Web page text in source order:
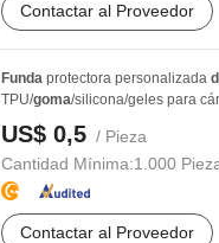
Contactar al Proveedor
Funda protectora personalizada
TPU/goma/silicona/geles para
US$ 0,5 / Pieza
Cantidad Mínima:1.000
Contactar al Proveedor